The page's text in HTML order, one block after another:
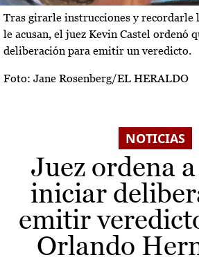
Tras girarle instrucciones y recordarle
le acusan, el juez Kevin Castel ordenó
deliberación para emitir un veredicto.
Foto: Jane Rosenberg/EL HERALDO
NOTICIAS
Juez ordena
iniciar
emitir
Orlando